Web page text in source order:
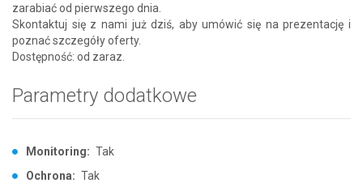
zarabiać od pierwszego dnia.
Skontaktuj się z nami już dziś, aby umówić się na prezentację i
poznać szczegóły oferty.
Dostępność: od zaraz.
Parametry dodatkowe
Monitoring: Tak
Ochrona: Tak